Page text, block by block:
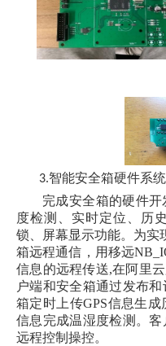
3.智能安全箱硬件系
完成安全箱的硬件
度检测、实时定位、历
锁、屏幕显示功能。为实
箱远程通信，用移远
信息的远程传送,在阿里
户端和安全箱通过发布
箱定时上传GPS信息生成
信息完成温湿度检测。
远程控制操控。